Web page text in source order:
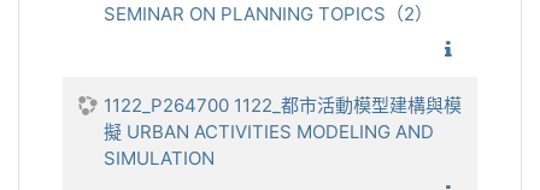
SEMINAR ON PLANNING TOPICS（2）
1122_P264700 1122_都市活動模型建構與模
擬 URBAN ACTIVITIES MODELING AND
SIMULATION